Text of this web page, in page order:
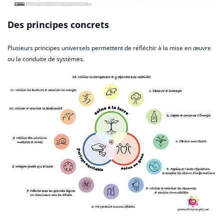
Des principes concrets
Plusieurs principes universels permettent de réfléchir à la mise en œuvre
ou la conduite de systèmes.